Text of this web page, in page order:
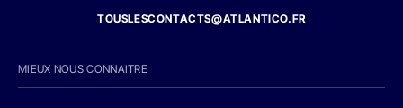
TOUSLESCONTACTS@ATLANTICO.FR
MIEUX NOUS CONNAITRE